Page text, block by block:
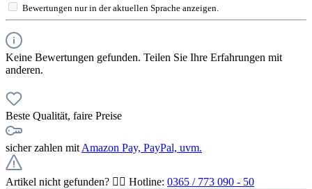
Bewertungen nur in der aktuellen Sprache anzeigen.
Keine Bewertungen gefunden. Teilen Sie Ihre Erfahrungen mit
anderen.
Beste Qualität, faire Preise
sicher zahlen mit Amazon Pay, PayPal, uvm.
Artikel nicht gefunden? 👉🏻 Hotline: 0365 / 773 090 - 50